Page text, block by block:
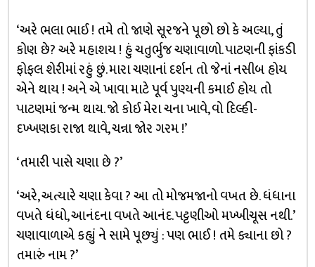
‘અરે ભલા ભાઈ ! તમે તો જાણે સૂરજને પૂછો છો કે અલ્યા, તું
કોણ છે? અરે મહાશય ! હું ચતુર્ભુજ ચણાવાળો. પાટણની ફાંકડી
ફોફલ શેરીમાં રહું છું. મારા ચણાનાં દર્શન તો જેનાં નસીબ હોય
એને થાય ! અને એ ખાવા માટે પૂર્વ પુણ્યની કમાઈ હોય તો
પાટણમાં જન્મ થાય. જો કોઈ મેરા ચના ખાવે, વો દિલ્હી-
દખ્ખણકા રાજા થાવે, ચન્ના જોર ગરમ !’
‘તમારી પાસે ચણા છે ?’
‘અરે, અત્યારે ચણા કેવા ? આ તો મોજમજાનો વખત છે. ધંધાના
વખતે ધંધો, આનંદના વખતે આનંદ. પટ્ટણીઓ મખ્ખીચૂસ નથી.’
ચણાવાળાએ કહ્યું ને સામે પૂછ્યું : પણ ભાઈ ! તમે ક્યાના છો ?
તમારું નામ ?’